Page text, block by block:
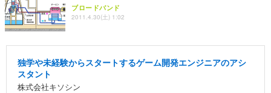
ブロードバンド
2011.4.30(土) 1:02
独学や未経験からスタートするゲーム開発エンジニアのアシ
スタント
株式会社キソシン